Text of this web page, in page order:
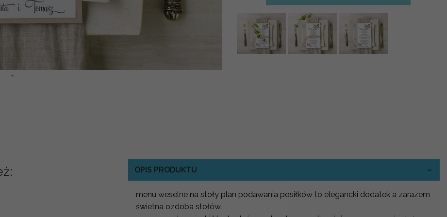
-
OPIS PRODUKTU
menu weselne na stoły plan podawania posiłków to elegancki dodatek a zarazem
świetna ozdoba stołów.